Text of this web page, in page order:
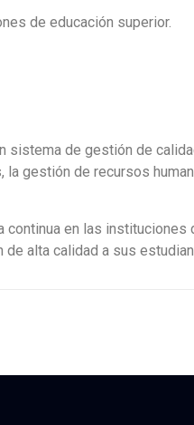
de educación superior.
sistema de gestión de
gestión de recursos
en las
alta calidad a sus